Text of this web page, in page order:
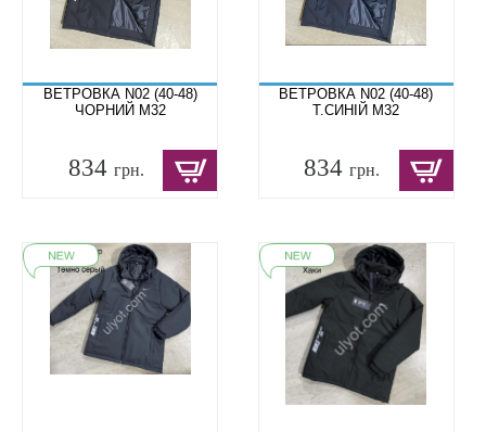
ВЕТРОВКА N02 (40-48)
ЧОРНИЙ M32
834 грн.
ВЕТРОВКА N02 (40-48)
Т.СИНІЙ M32
834грн.